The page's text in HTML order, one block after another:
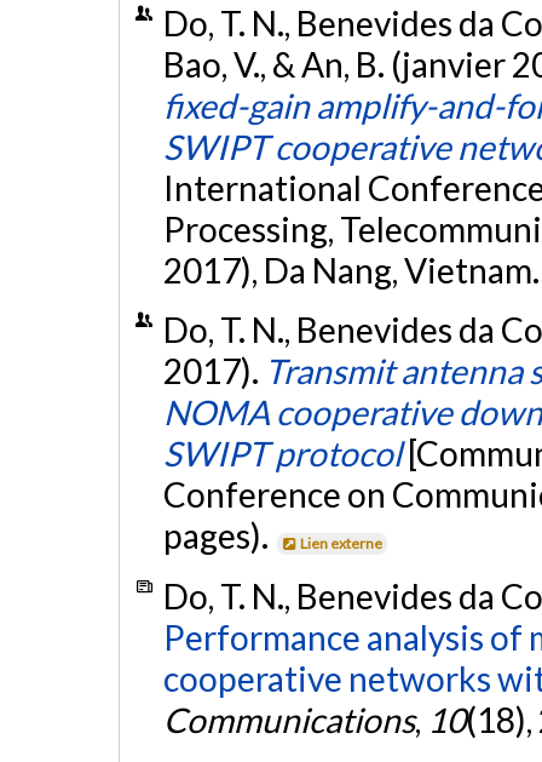
Do, T. N., Benevides da
Bao, V., & An, B. (janvier
fixed-gain amplify-and-
SWIPT cooperative
International
Processing,
2017), Da Nang,
Do, T. N., Benevides da
2017). Transmit antenna
NOMA cooperative
SWIPT protocol
Conference on
pages).
Lien externe
Do, T. N., Benevides da
Performance analysis of
cooperative networks
Communications, 10